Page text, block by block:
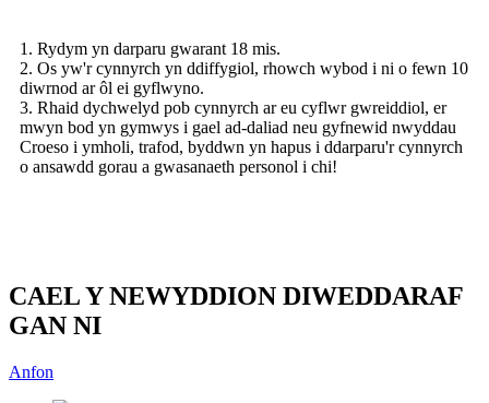
1. Rydym yn darparu gwarant 18 mis.
2. Os yw'r cynnyrch yn ddiffygiol, rhowch wybod i ni o fewn 10
diwrnod ar ôl ei gyflwyno.
3. Rhaid dychwelyd pob cynnyrch ar eu cyflwr gwreiddiol, er
mwyn bod yn gymwys i gael ad-daliad neu gyfnewid nwyddau
Croeso i ymholi, trafod, byddwn yn hapus i ddarparu'r cynnyrch
o ansawdd gorau a gwasanaeth personol i chi!
CAEL Y NEWYDDION DIWEDDARAF
GAN NI
Anfon